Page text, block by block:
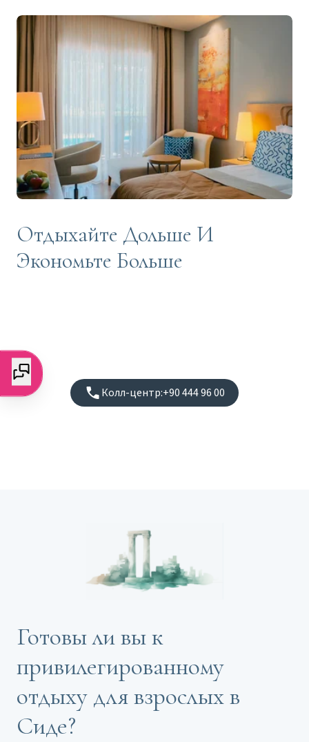
Отдыхайте Дольше И
Экономьте Больше
Колл-центр:+90 444 96 00
Готовы ли вы к
привилегированному
отдыху для взрослых в
Сиде?